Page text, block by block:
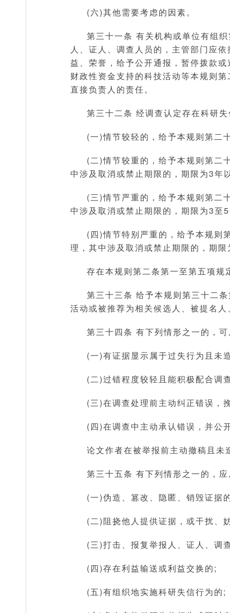
(六)其他需要考虑的因素。
第三十一条 有关机构或单位有组
人、证人、调查人员的，主管部门应
益、荣誉，给予公开通报，暂停拨款
财政性资金支持的科技活动等本规则
直接负责人的责任。
第三十二条 经调查认定存在科研
(一)情节较轻的，给予本规则第二
(二)情节较重的，给予本规则第二
中涉及取消或禁止期限的，期限为3年
(三)情节严重的，给予本规则第二
中涉及取消或禁止期限的，期限为3至
(四)情节特别严重的，给予本规则
理，其中涉及取消或禁止期限的，期
存在本规则第二条第一至第五项
第三十三条 给予本规则第三十二
活动或被推荐为相关候选人、被提名
第三十四条 有下列情形之一的，
(一)有证据显示属于过失行为且未
(二)过错程度较轻且能积极配合调
(三)在调查处理前主动纠正错误，
(四)在调查中主动承认错误，并公
论文作者在被举报前主动撤稿且
第三十五条 有下列情形之一的，
(一)伪造、篡改、隐匿、销毁证据
(二)阻挠他人提供证据，或干扰、
(三)打击、报复举报人、证人、调
(四)存在利益输送或利益交换的;
(五)有组织地实施科研失信行为的;